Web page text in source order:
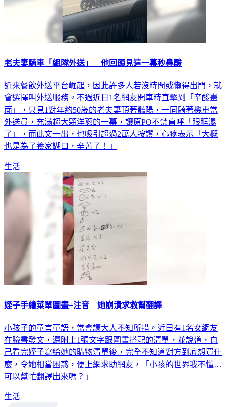
老夫妻騎車「組隊外送」 他回頭見這一幕秒鼻酸
近來餐飲外送平台崛起，因此許多人若沒時間或懶得出門，就
會選擇叫外送服務。不過近日1名網友開車時直擊到「辛酸畫
面」，只見1對年約50歲的老夫妻頂著豔陽，一同騎著機車當
外送員，充滿超大顆洋蔥的一幕，讓原PO不禁直呼「眼眶濕
了」，而此文一出，也吸引超過2萬人按讚，心疼表示「大概
也是為了養家餬口，辛苦了！」
生活
姪子手繪菜單圖畫+注音 她崩潰求救幫翻譯
小孩子的童言童語，常會讓大人不知所措。近日有1名女網友
在臉書發文，還附上1張文字跟圖畫搭配的清單，並說道，自
己看完姪子寫給她的購物清單後，完全不知道對方到底想買什
麼，令她相當困惑，便上網求助網友，「小孩的世界我不懂…
可以幫忙翻譯出來嗎？」
生活